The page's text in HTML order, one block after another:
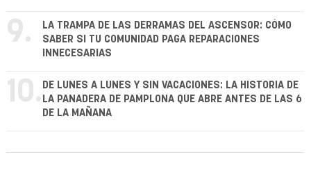
9.
LA TRAMPA DE LAS DERRAMAS DEL ASCENSOR: CÓMO
SABER SI TU COMUNIDAD PAGA REPARACIONES
INNECESARIAS
10. DE LUNES A LUNES Y SIN VACACIONES: LA HISTORIA DE
LA PANADERA DE PAMPLONA QUE ABRE ANTES DE LAS 6
DE LA MAÑANA